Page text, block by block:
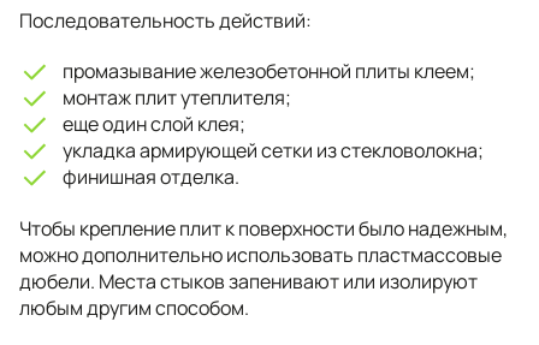
Последовательность действий:
промазывание железобетонной плиты клеем;
монтаж плит утеплителя;
еще один слой клея;
укладка армирующей сетки из стекловолокна;
финишная отделка.
Чтобы крепление плит к поверхности было надежным,
можно дополнительно использовать пластмассовые
дюбели. Места стыков запенивают или изолируют
любым другим способом.